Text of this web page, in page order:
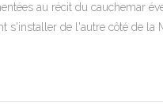
au récit du cauchemar
s'installer de l'autre côté de la